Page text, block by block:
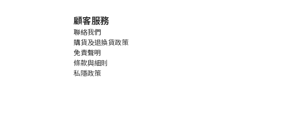
顧客服務
聯絡我們
購貨及退換貨政策
免責聲明
條款與細則
私隱政策